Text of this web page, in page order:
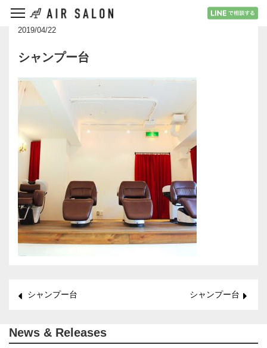
2019/04/22
シャンプー台
シャンプー台 シャンプー台
News & Releases